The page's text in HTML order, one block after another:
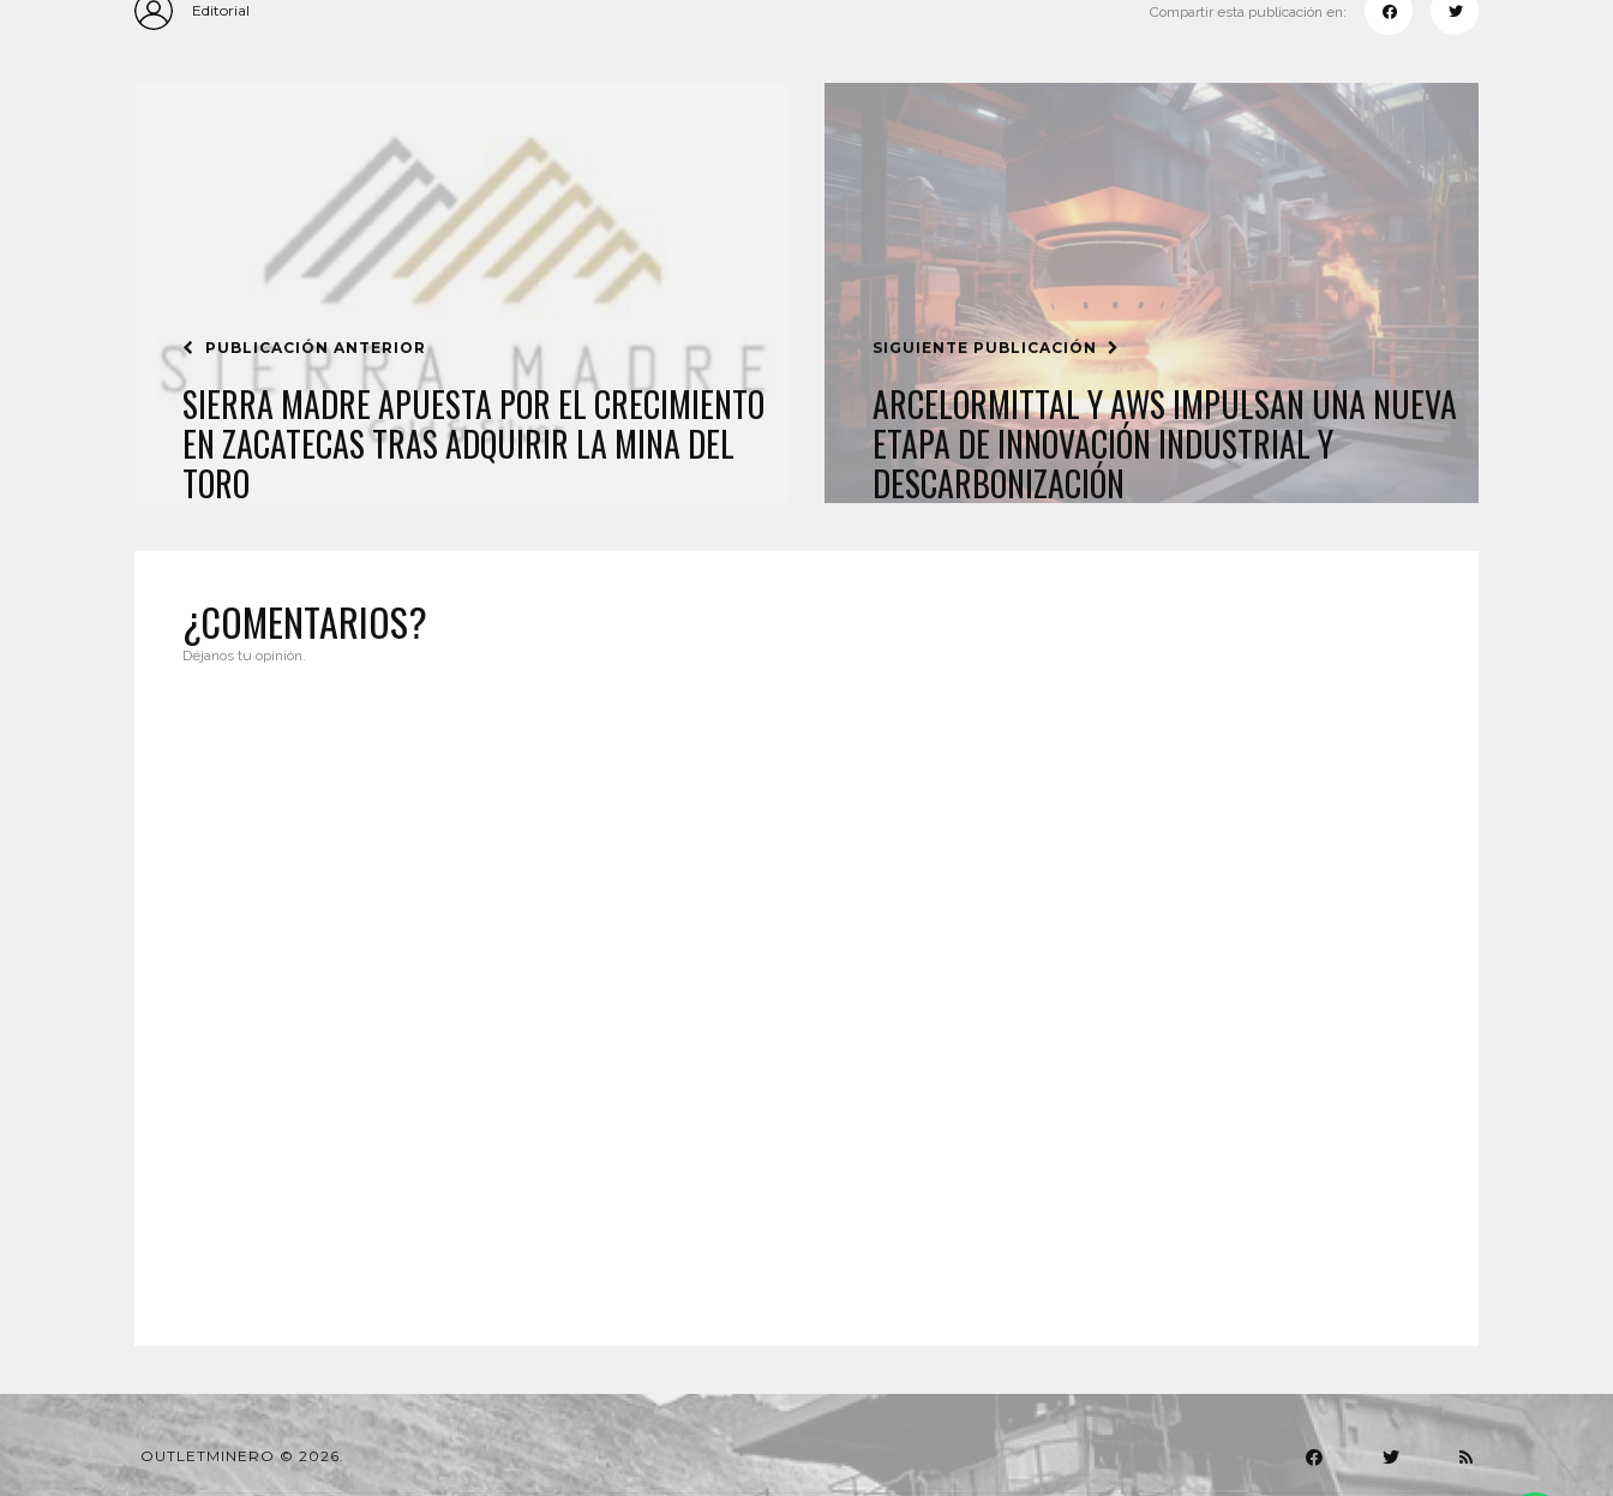
Editorial Compartir esta publicación en:
PUBLICACIÓN ANTERIOR
SIERRA MADRE APUESTA POR EL CRECIMIENTO
EN ZACATECAS TRAS ADQUIRIR LA MINA DEL
TORO
SIGUIENTE PUBLICACIÓN
ARCELORMITTAL Y AWS IMPULSAN UNA NUEVA
ETAPA DE INNOVACIÓN INDUSTRIAL Y
DESCARBONIZACIÓN
¿COMENTARIOS?
Déjanos tu opinión.
OUTLETMINERO © 2026.